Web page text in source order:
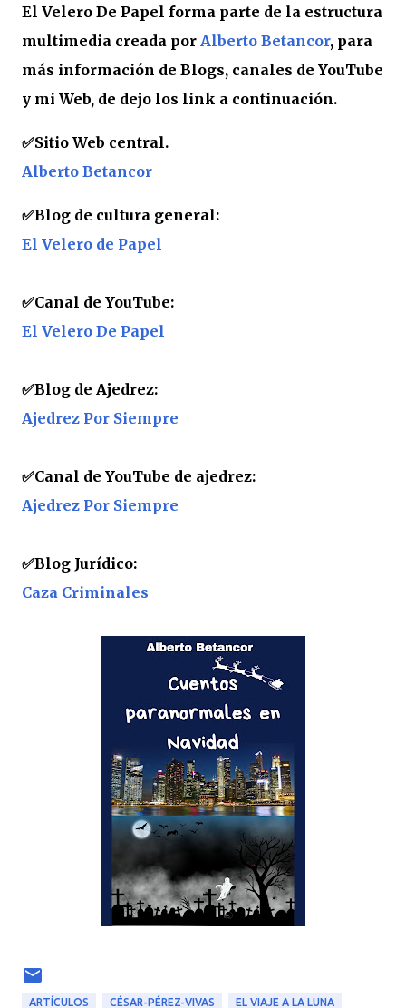
El Velero De Papel forma parte de la estructura
multimedia creada por Alberto Betancor, para
más información de Blogs, canales de YouTube
y mi Web, de dejo los link a continuación.
✅Sitio Web central.
Alberto Betancor
✅Blog de cultura general:
El Velero de Papel
✅Canal de YouTube:
El Velero De Papel
✅Blog de Ajedrez:
Ajedrez Por Siempre
✅Canal de YouTube de ajedrez:
Ajedrez Por Siempre
✅Blog Jurídico:
Caza Criminales
ARTÍCULOS CÉSAR-PÉREZ-VIVAS EL VIAJE A LA LUNA